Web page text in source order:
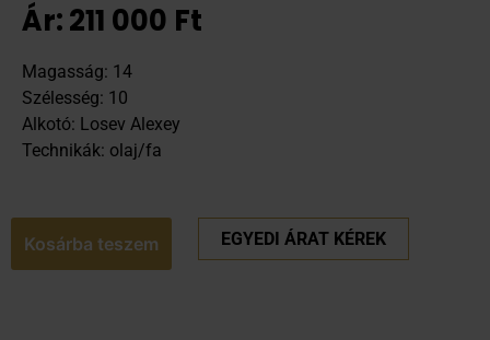
Ár:211 000 Ft
Magasság: 14
Szélesség: 10
Alkotó: Losev Alexey
Technikák: olaj/fa
Kosárba teszem EGYEDI ÁRAT KÉREK